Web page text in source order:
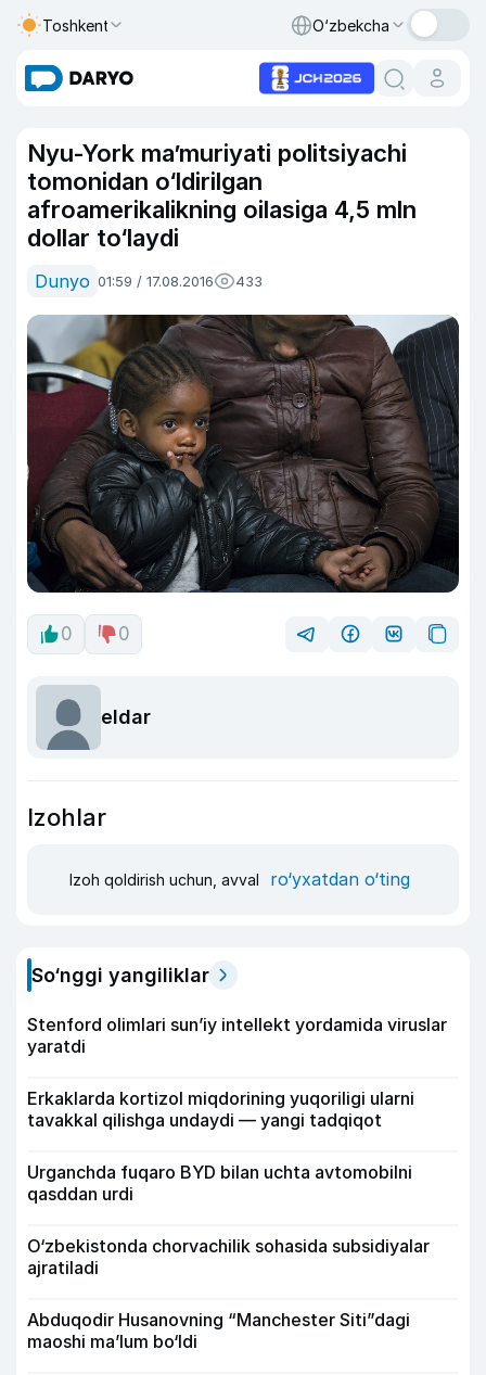
Toshkent O‘zbekcha
Nyu-York ma’muriyati politsiyachi
tomonidan o‘ldirilgan
afroamerikalikning oilasiga 4,5 mln
dollar to‘laydi
Dunyo 01:59 / 17.08.2016 433
0 0
eldar
Izohlar
Izoh qoldirish uchun, avval ro‘yxatdan o‘ting
So‘nggi yangiliklar
Stenford olimlari sun’iy intellekt yordamida viruslar
yaratdi
Erkaklarda kortizol miqdorining yuqoriligi ularni
tavakkal qilishga undaydi — yangi tadqiqot
Urganchda fuqaro BYD bilan uchta avtomobilni
qasddan urdi
O‘zbekistonda chorvachilik sohasida subsidiyalar
ajratiladi
Abduqodir Husanovning “Manchester Siti”dagi
maoshi ma’lum bo‘ldi